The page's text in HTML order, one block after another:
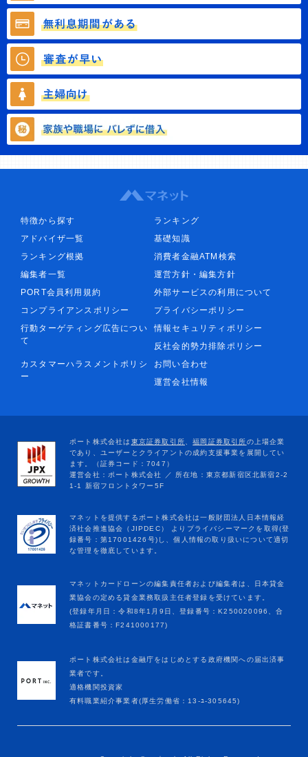
特徴から探す
ランキング
アドバイザ一覧
基礎知識
ランキング根拠
消費者金融ATM検索
編集者一覧
運営方針・編集方針
PORT会員利用規約
外部サービスの利用について
コンプライアンスポリシー
プライバシーポリシー
行動ターゲティング広告につい
て
情報セキュリティポリシー
反社会的勢力排除ポリシー
カスタマーハラスメントポリシ
ー
お問い合わせ
運営会社情報
マネットカードローンの編集責任者および編集者は、日本貸金
業協会の定める貸金業務取扱主任者登録を受けています。
(登録年月日：令和8年1月9日、登録番号：K250020096、合
格証書番号：F241000177)
ポート株式会社は金融庁をはじめとする政府機関への届出済事
業者です。
適格機関投資家
有料職業紹介事業者(厚生労働省：13-ﾕ-305645)